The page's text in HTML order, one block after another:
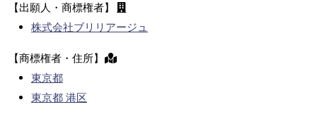
【出願人・商標権者】
株式会社ブリリアージュ
【商標権者・住所】
東京都
東京都 港区